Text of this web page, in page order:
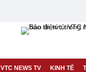
VTC NEWS TV KINH TẾ